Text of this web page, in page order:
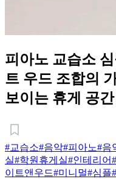
피아노 교습소
트 우드 조합의
보이는 휴게 공간
#교습소#음악#피아노#음
실#학원휴게실#인테리어
이트앤우드#미니멀#심플